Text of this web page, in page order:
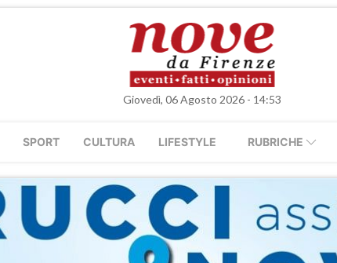
Giovedì, 06 Agosto 2026 - 14:53
SPORT CULTURA LIFESTYLE RUBRICHE